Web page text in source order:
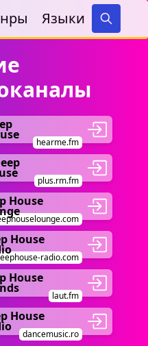
Языки
Search
hearme.fm
plus.rm.fm
House
House
radio.com
House
laut.fm
House
dancemusic.ro